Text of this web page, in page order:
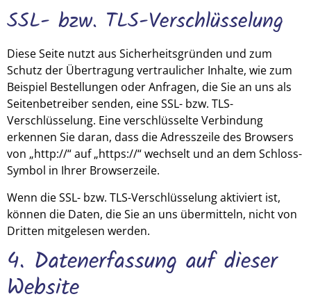
SSL- bzw. TLS-Verschlüsselung
Diese Seite nutzt aus Sicherheitsgründen und zum
Schutz der Übertragung vertraulicher Inhalte, wie zum
Beispiel Bestellungen oder Anfragen, die Sie an uns als
Seitenbetreiber senden, eine SSL- bzw. TLS-
Verschlüsselung. Eine verschlüsselte Verbindung
erkennen Sie daran, dass die Adresszeile des Browsers
von „http://“ auf „https://“ wechselt und an dem Schloss-
Symbol in Ihrer Browserzeile.
Wenn die SSL- bzw. TLS-Verschlüsselung aktiviert ist,
können die Daten, die Sie an uns übermitteln, nicht von
Dritten mitgelesen werden.
4. Datenerfassung auf dieser
Website